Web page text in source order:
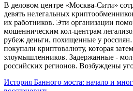
В деловом центре «Москва-Сити»
девять нелегальных
их работников. Эти организации
мошенническим кол-центрам
рубеж деньги, похищенные у
покупали криптовалюту, которая
злоумышленников. Задержанные -
российских регионов. Возбуждены
История Банного моста: начало и